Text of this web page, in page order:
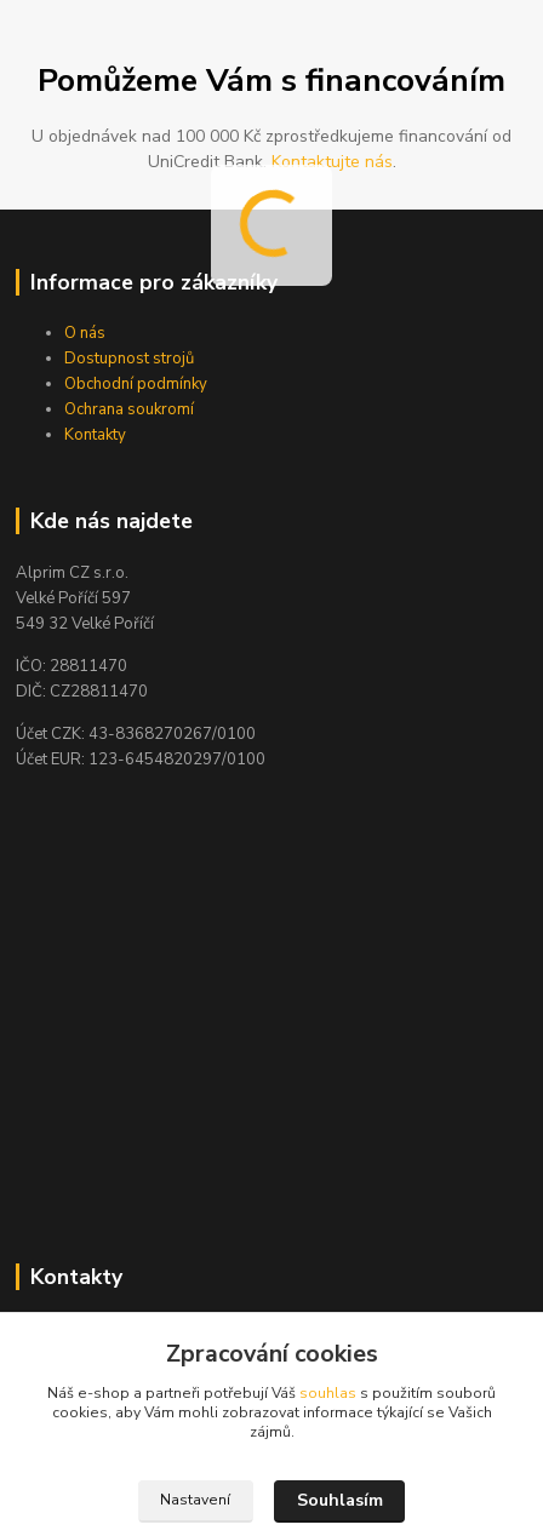
Pomůžeme Vám s financováním
U objednávek nad 100 000 Kč zprostředkujeme financování od
UniCredit Bank. Kontaktujte nás.
Informace pro zákazníky
O nás
Dostupnost strojů
Obchodní podmínky
Ochrana soukromí
Kontakty
Kde nás najdete
Alprim CZ s.r.o.
Velké Poříčí 597
549 32 Velké Poříčí
IČO: 28811470
DIČ: CZ28811470
Účet CZK: 43-8368270267/0100
Účet EUR: 123-6454820297/0100
Kontakty
+420 724 134 431
prodej@alprim.cz
Zpracování cookies
Náš e-shop a partneři potřebují Váš souhlas s použitím souborů
cookies, aby Vám mohli zobrazovat informace týkající se Vašich
zájmů.
Nastavení Souhlasím